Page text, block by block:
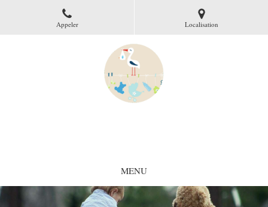
Appeler Localisation
MENU